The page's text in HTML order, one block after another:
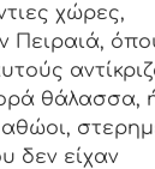
χώρες,
Πειραιά,
θάλασσα,
δεν είχαν